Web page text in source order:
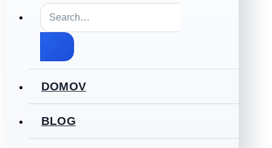
DOMOV
BLOG